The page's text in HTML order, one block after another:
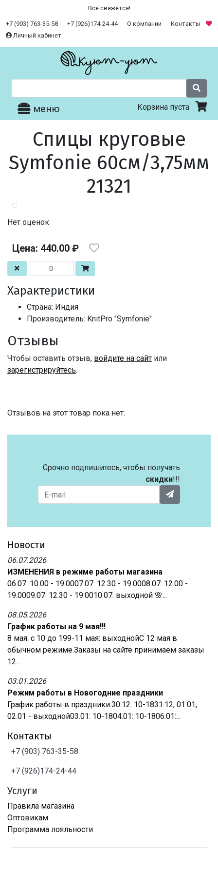
Все свяжется!
+7 (903) 763-35-58 +7 (926)174-24-44 О компании
Контакты
Личный кабинет
меню Корзина пуста
Спицы круговые
Symfonie 60см/3,75мм
21321
Нет оценок
Цена: 440.00 ₽
Характеристики
Страна: Индия
Производитель: KnitPro "Symfonie"
Отзывы
Чтобы оставить отзыв, войдите на сайт или
зарегистрируйтесь.
Отзывов на этот товар пока нет.
Срочно подпишитесь, чтобы получать
скидки!!!
Новости
06.07.2026
ИЗМЕНЕНИЯ в режиме работы магазина
06.07: 10.00 - 19.0007.07: 12.30 - 19.0008.07: 12.00 -
19.0009.07: 12.30 - 19.0010.07: выходной 🌸...
08.05.2026
График работы на 9 мая!!!
8 мая: с 10 до 199-11 мая: выходнойС 12 мая в
обычном режиме.Заказы на сайте принимаем заказы
12...
03.01.2026
Режим работы в Новогодние праздники
График работы в праздники:30.12: 10-1831.12, 01.01,
02.01 - выходной03.01: 10-1804.01: 10-1806.01:...
Контакты
+7 (903) 763-35-58
+7 (926)174-24-44
Услуги
Правила магазина
Оптовикам
Программа лояльности